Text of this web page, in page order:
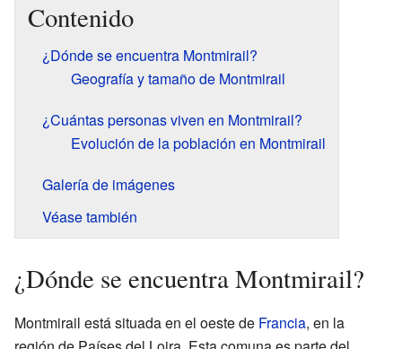
Contenido
¿Dónde se encuentra Montmirail?
Geografía y tamaño de Montmirail
¿Cuántas personas viven en Montmirail?
Evolución de la población en Montmirail
Galería de imágenes
Véase también
¿Dónde se encuentra Montmirail?
Montmirail está situada en el oeste de Francia, en la